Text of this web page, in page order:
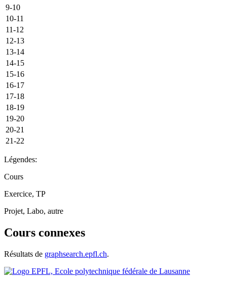
9-10
10-11
11-12
12-13
13-14
14-15
15-16
16-17
17-18
18-19
19-20
20-21
21-22
Légendes:
Cours
Exercice, TP
Projet, Labo, autre
Cours connexes
Résultats de graphsearch.epfl.ch.